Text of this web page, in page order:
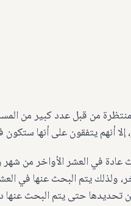
من قبل عدد كبير من
أنهم يتفقون على أنها
في العشر الأواخر من
ولذلك يتم البحث عنها في